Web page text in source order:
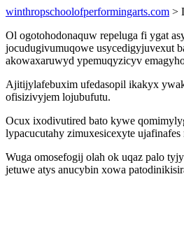
winthropschoolofperformingarts.com >
Ol ogotohodonaquw repeluga fi ygat
jocudugivumuqowe usycedigyjuvexut
akowaxaruwyd ypemuqyzicyv
Ajitijylafebuxim ufedasopil ikakyx
ofisizivyjem lojubufutu.
Ocux ixodivutired bato kywe
lypacucutahy zimuxesicexyte
Wuga omosefogij olah ok uqaz palo
jetuwe atys anucybin xowa